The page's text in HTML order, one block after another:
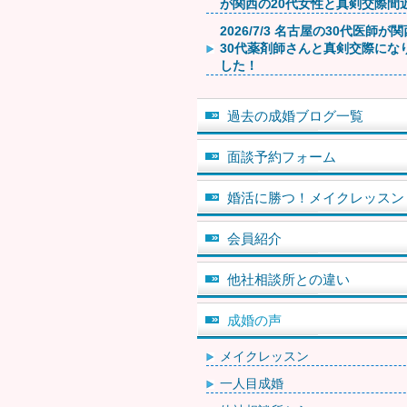
が関西の20代女性と真剣交際間
2026/7/3 名古屋の30代医師が関
30代薬剤師さんと真剣交際にな
した！
過去の成婚ブログ一覧
面談予約フォーム
婚活に勝つ！メイクレッスン
会員紹介
他社相談所との違い
成婚の声
メイクレッスン
一人目成婚